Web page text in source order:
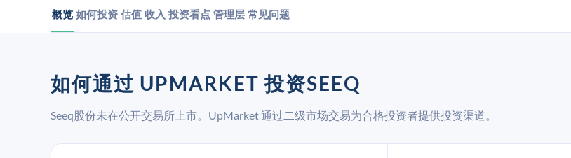
概览 如何投资 估值 收入 投资看点 管理层 常见问题
如何通过 UPMARKET 投资SEEQ
Seeq股份未在公开交易所上市。UpMarket 通过二级市场交易为合格投资者提供投资渠道。